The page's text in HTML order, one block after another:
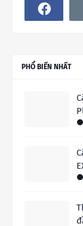
PHỔ BIẾN NHẤT